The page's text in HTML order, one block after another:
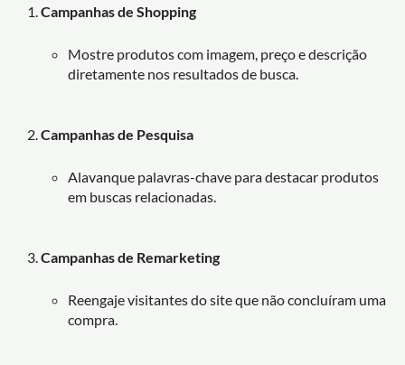
Campanhas de Shopping
Mostre produtos com imagem, preço e descrição
diretamente nos resultados de busca.
Campanhas de Pesquisa
Alavanque palavras-chave para destacar produtos
em buscas relacionadas.
Campanhas de Remarketing
Reengaje visitantes do site que não concluíram uma
compra.